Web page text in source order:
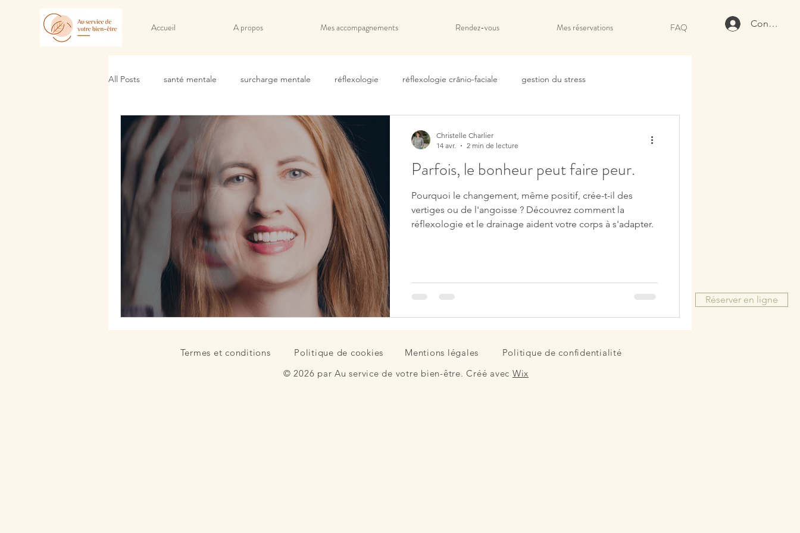
Connexion
Accueil A propos Mes accompagnements Rendez-vous Mes réservations FAQ
Réserver en ligne
All Posts santé mentale surcharge mentale réflexologie réflexologie crânio-faciale gestion du stress
sommeil et récupération accompagnement émotionnel
Drainage lymphatique Méthode Vodder Massage manuel Rétention d'eau jambes légères jambes lourdes
sensation de gonflement sensation de légèreté élimination des toxines booster le système immunitaire
fatigue chronique reconversion professionnelle résilience
parcours entrepreneur burn out santé mentale réflexion
Parfois, le bonheur peut faire peur.
Pourquoi le changement, même positif, crée-t-il des
vertiges ou de l'angoisse ? Découvrez comment la
réflexologie et le drainage aident votre corps à s'adapter.
Christelle Charlier
14 avr.
2 min de lecture
Termes et conditions Politique de cookies Mentions légales
Politique de confidentialité
© 2026 par Au service de votre bien-être. Créé avec Wix